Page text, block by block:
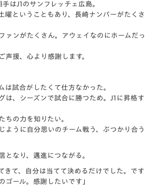
はJ1のサンフレッチェ広島。
曜ということもあり、 長崎ナンバーがたくさ
ァンがたくさん。
アウェイなのにホームだっ
声援、心より感謝します。
は試合がしたくて仕方なかった。
は、シーズンで試合に勝つため。 J1に昇格す
ちの力を知りたい。
ように自分思いのチーム戦う、 ぶつかり合う
となり、邁進につながる。
きて、自分は当てて決めるだけでした。 です
ゴール。感謝したいです」